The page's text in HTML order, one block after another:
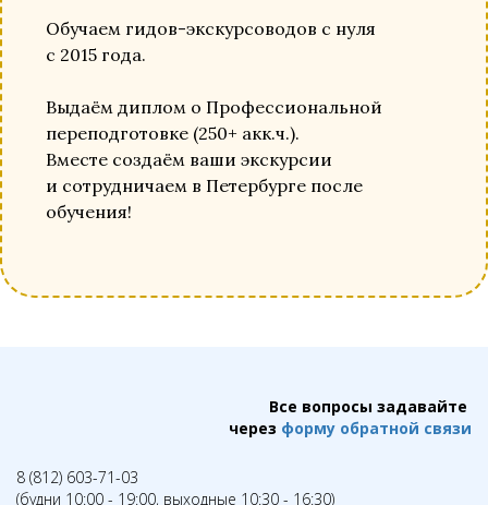
Обучаем гидов-экскурсоводов с нуля
с 2015 года.
Выдаём диплом о Профессиональной
переподготовке (250+ акк.ч.).
Вместе создаём ваши экскурсии
и сотрудничаем в Петербурге после
обучения!
Все вопросы задавайте
через форму обратной связи
8 (812) 603-71-03
(будни 10:00 - 19:00, выходные 10:30 - 16:30)